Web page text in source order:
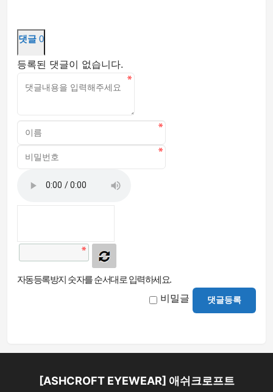
댓글 0
등록된 댓글이 없습니다.
자동등록방지 숫자를 순서대로 입력하세요.
비밀글 댓글등록
[ASHCROFT EYEWEAR] 애쉬크로프트